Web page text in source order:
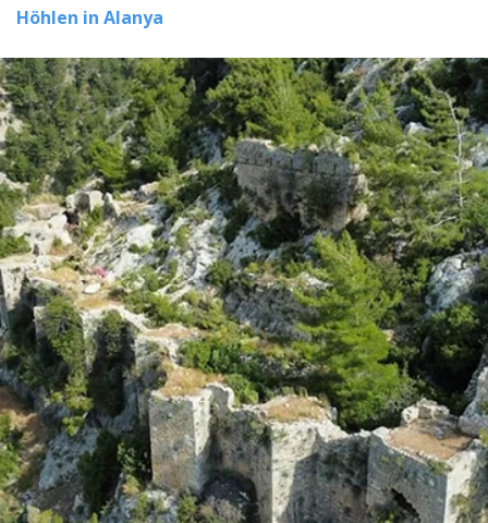
Höhlen in Alanya